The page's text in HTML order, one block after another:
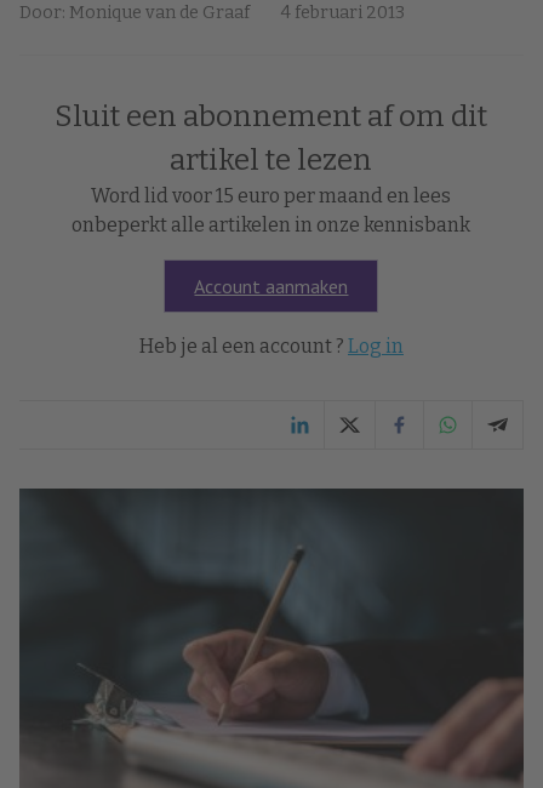
Door: Monique van de Graaf 4 februari 2013
Sluit een abonnement af om dit
artikel te lezen
Word lid voor 15 euro per maand en lees
onbeperkt alle artikelen in onze kennisbank
Account aanmaken
Heb je al een account ? Log in